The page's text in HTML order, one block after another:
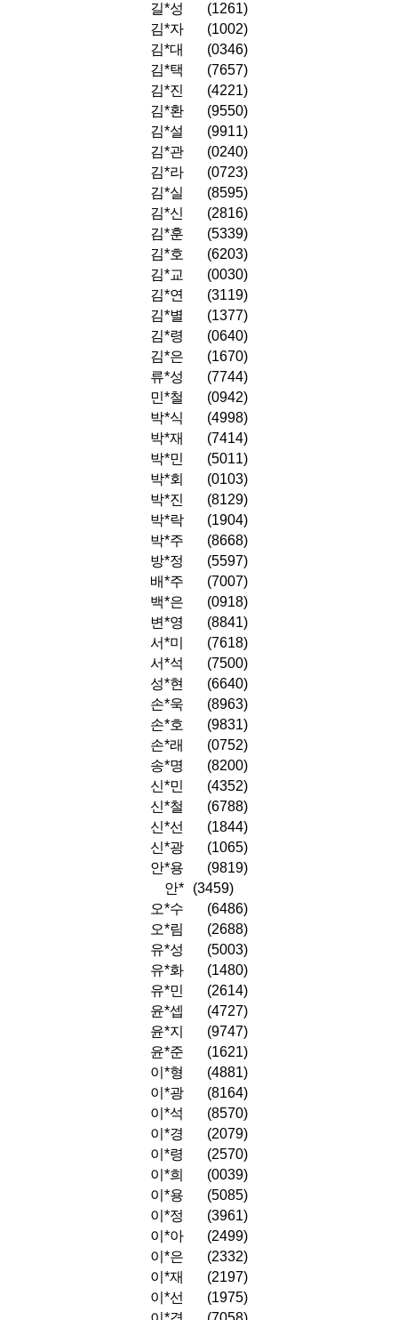
길*성
(1261)
김*자
(1002)
김*대
(0346)
김*택
(7657)
김*진
(4221)
김*환
(9550)
김*설
(9911)
김*관
(0240)
김*라
(0723)
김*실
(8595)
김*신
(2816)
김*훈
(5339)
김*호
(6203)
김*교
(0030)
김*연
(3119)
김*별
(1377)
김*령
(0640)
김*은
(1670)
류*성
(7744)
민*철
(0942)
박*식
(4998)
박*재
(7414)
박*민
(5011)
박*회
(0103)
박*진
(8129)
박*락
(1904)
박*주
(8668)
방*정
(5597)
배*주
(7007)
백*은
(0918)
변*영
(8841)
서*미
(7618)
서*석
(7500)
성*현
(6640)
손*욱
(8963)
손*호
(9831)
손*래
(0752)
송*명
(8200)
신*민
(4352)
신*철
(6788)
신*선
(1844)
신*광
(1065)
안*용
(9819)
안*
(3459)
오*수
(6486)
오*림
(2688)
유*성
(5003)
유*화
(1480)
유*민
(2614)
윤*셉
(4727)
윤*지
(9747)
윤*준
(1621)
이*형
(4881)
이*광
(8164)
이*석
(8570)
이*경
(2079)
이*령
(2570)
이*희
(0039)
이*용
(5085)
이*정
(3961)
이*아
(2499)
이*은
(2332)
이*재
(2197)
이*선
(1975)